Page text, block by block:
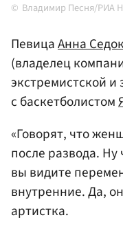
Владимир Песня/РИА
ПевицаАнна
(владелец
экстремистской
с баскетболистом
«Говорят, что
после развода.
вы видите
внутренние. Да,
артистка.